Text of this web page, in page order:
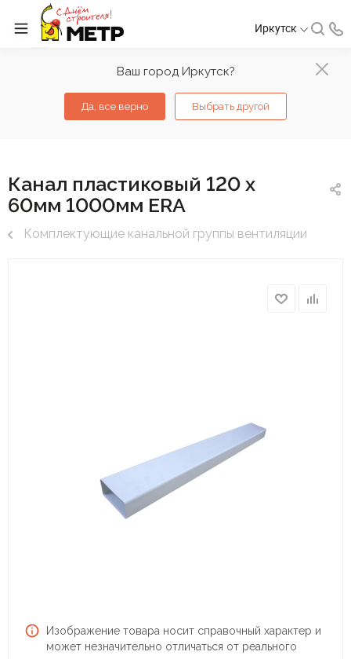
Ваш город Иркутск?
Да, все верно Выбрать другой
Иркутск
Канал пластиковый 120 х
60мм 1000мм ERA
Комплектующие канальной группы вентиляции
Изображение товара носит справочный характер и
может незначительно отличаться от реального